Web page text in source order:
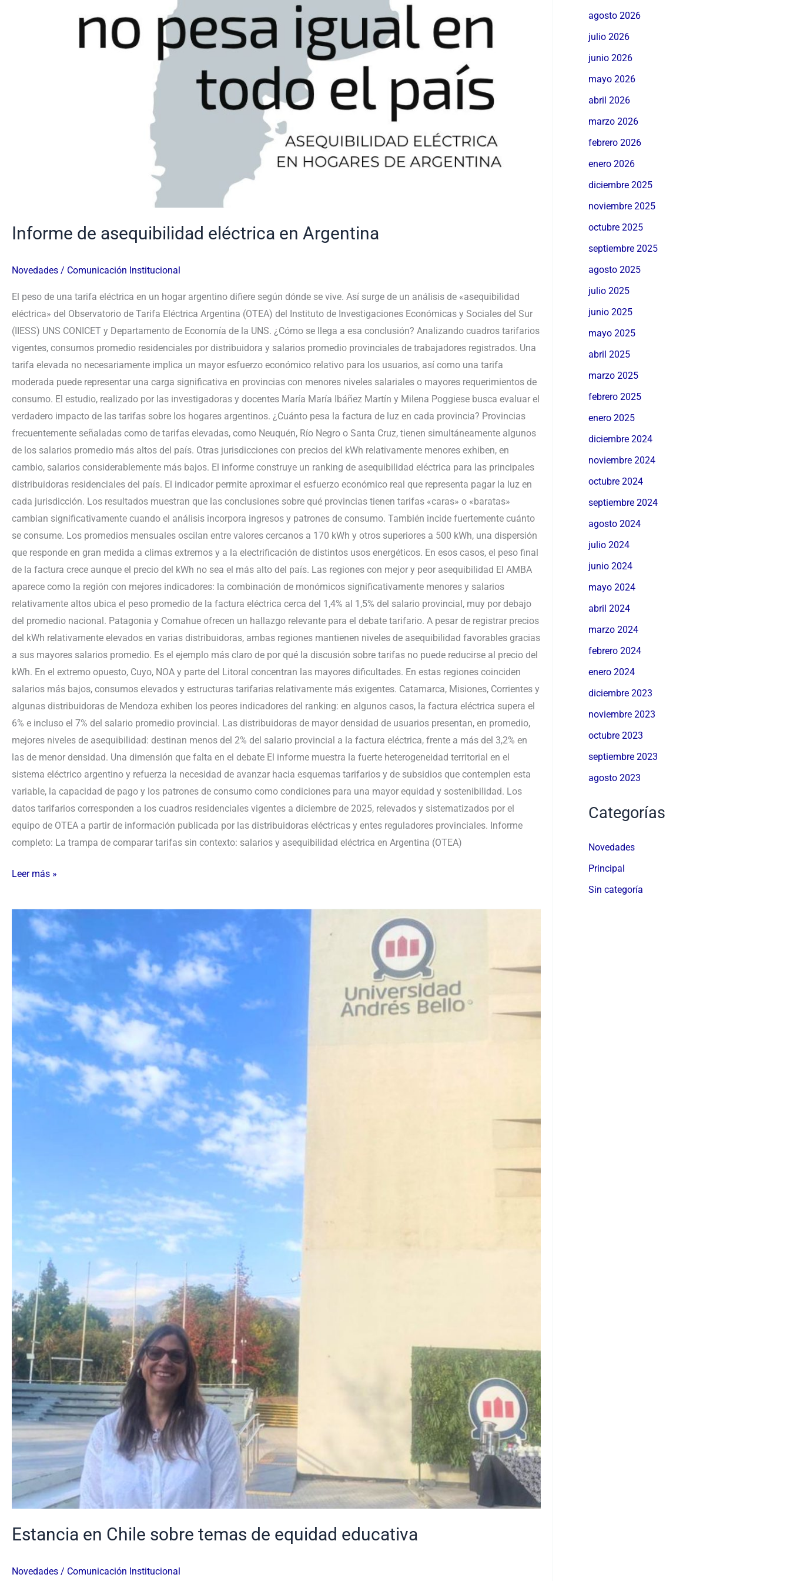
Informe de asequibilidad eléctrica en Argentina
Novedades / Comunicación Institucional
El peso de una tarifa eléctrica en un hogar argentino difiere según dónde se vive. Así surge de un análisis de «asequibilidad
eléctrica» del Observatorio de Tarifa Eléctrica Argentina (OTEA) del Instituto de Investigaciones Económicas y Sociales del Sur
(IIESS) UNS CONICET y Departamento de Economía de la UNS. ¿Cómo se llega a esa conclusión? Analizando cuadros tarifarios
vigentes, consumos promedio residenciales por distribuidora y salarios promedio provinciales de trabajadores registrados. Una
tarifa elevada no necesariamente implica un mayor esfuerzo económico relativo para los usuarios, así como una tarifa
moderada puede representar una carga significativa en provincias con menores niveles salariales o mayores requerimientos de
consumo. El estudio, realizado por las investigadoras y docentes María María Ibáñez Martín y Milena Poggiese busca evaluar el
verdadero impacto de las tarifas sobre los hogares argentinos. ¿Cuánto pesa la factura de luz en cada provincia? Provincias
frecuentemente señaladas como de tarifas elevadas, como Neuquén, Río Negro o Santa Cruz, tienen simultáneamente algunos
de los salarios promedio más altos del país. Otras jurisdicciones con precios del kWh relativamente menores exhiben, en
cambio, salarios considerablemente más bajos. El informe construye un ranking de asequibilidad eléctrica para las principales
distribuidoras residenciales del país. El indicador permite aproximar el esfuerzo económico real que representa pagar la luz en
cada jurisdicción. Los resultados muestran que las conclusiones sobre qué provincias tienen tarifas «caras» o «baratas»
cambian significativamente cuando el análisis incorpora ingresos y patrones de consumo. También incide fuertemente cuánto
se consume. Los promedios mensuales oscilan entre valores cercanos a 170 kWh y otros superiores a 500 kWh, una dispersión
que responde en gran medida a climas extremos y a la electrificación de distintos usos energéticos. En esos casos, el peso final
de la factura crece aunque el precio del kWh no sea el más alto del país. Las regiones con mejor y peor asequibilidad El AMBA
aparece como la región con mejores indicadores: la combinación de monómicos significativamente menores y salarios
relativamente altos ubica el peso promedio de la factura eléctrica cerca del 1,4% al 1,5% del salario provincial, muy por debajo
del promedio nacional. Patagonia y Comahue ofrecen un hallazgo relevante para el debate tarifario. A pesar de registrar precios
del kWh relativamente elevados en varias distribuidoras, ambas regiones mantienen niveles de asequibilidad favorables gracias
a sus mayores salarios promedio. Es el ejemplo más claro de por qué la discusión sobre tarifas no puede reducirse al precio del
kWh. En el extremo opuesto, Cuyo, NOA y parte del Litoral concentran las mayores dificultades. En estas regiones coinciden
salarios más bajos, consumos elevados y estructuras tarifarias relativamente más exigentes. Catamarca, Misiones, Corrientes y
algunas distribuidoras de Mendoza exhiben los peores indicadores del ranking: en algunos casos, la factura eléctrica supera el
6% e incluso el 7% del salario promedio provincial. Las distribuidoras de mayor densidad de usuarios presentan, en promedio,
mejores niveles de asequibilidad: destinan menos del 2% del salario provincial a la factura eléctrica, frente a más del 3,2% en
las de menor densidad. Una dimensión que falta en el debate El informe muestra la fuerte heterogeneidad territorial en el
sistema eléctrico argentino y refuerza la necesidad de avanzar hacia esquemas tarifarios y de subsidios que contemplen esta
variable, la capacidad de pago y los patrones de consumo como condiciones para una mayor equidad y sostenibilidad. Los
datos tarifarios corresponden a los cuadros residenciales vigentes a diciembre de 2025, relevados y sistematizados por el
equipo de OTEA a partir de información publicada por las distribuidoras eléctricas y entes reguladores provinciales. Informe
completo: La trampa de comparar tarifas sin contexto: salarios y asequibilidad eléctrica en Argentina (OTEA)
Leer más »
Estancia en Chile sobre temas de equidad educativa
Novedades / Comunicación Institucional
Estancia
sobre
temas
equidad
educativa
agosto 2026
julio 2026
junio 2026
mayo 2026
abril 2026
marzo 2026
febrero 2026
enero 2026
diciembre 2025
noviembre 2025
octubre 2025
septiembre 2025
agosto 2025
julio 2025
junio 2025
mayo 2025
abril 2025
marzo 2025
febrero 2025
enero 2025
diciembre 2024
noviembre 2024
octubre 2024
septiembre 2024
agosto 2024
julio 2024
junio 2024
mayo 2024
abril 2024
marzo 2024
febrero 2024
enero 2024
diciembre 2023
noviembre 2023
octubre 2023
septiembre 2023
agosto 2023
Categorías
Novedades
Principal
Sin categoría